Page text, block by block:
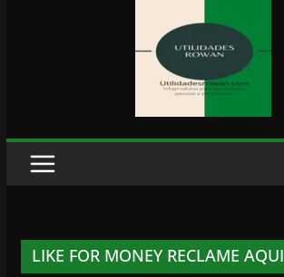
LIKE FOR MONEY RECLAME AQUI